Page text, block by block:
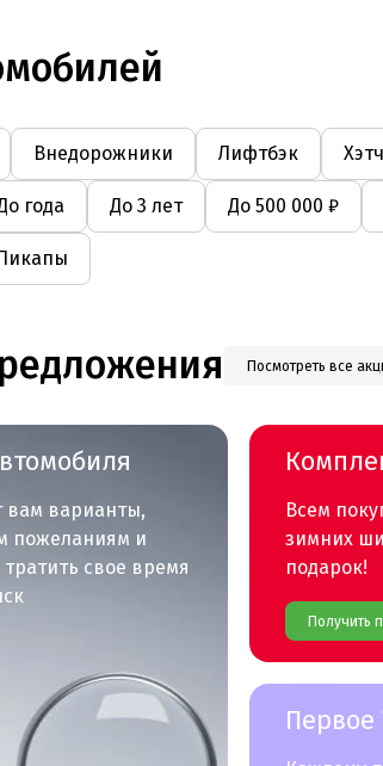
Внедорожники Лифтбэк
года До 3 лет До 500 000 ₽
Пикапы
Посмотреть все
вам варианты,
пожеланиям и
свое время
Всем
зимних
подарок!
Получить
Первое